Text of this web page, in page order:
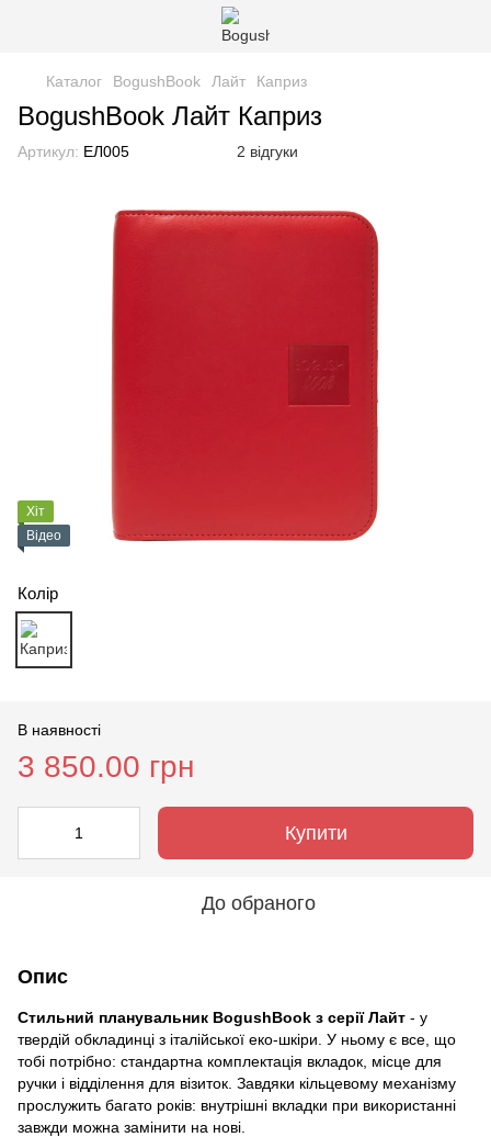
Каталог BogushBook Лайт Каприз
BogushBook Лайт Каприз
Артикул: ЕЛ005 2 відгуки
Хіт
Відео
Колір
В наявності
3 850.00 грн
Купити
До обраного
Опис
Стильний планувальник BogushBook з серії Лайт - у
твердій обкладинці з італійської еко-шкіри. У ньому є все, що
тобі потрібно: стандартна комплектація вкладок, місце для
ручки і відділення для візиток. Завдяки кільцевому механізму
прослужить багато років: внутрішні вкладки при використанні
завжди можна замінити на нові.